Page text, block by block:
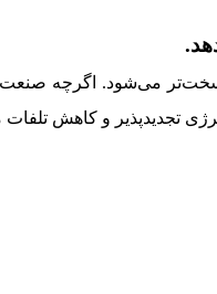
می‌شود. اگرچه صنعت
تجدیدپذیر و کاهش تلفات